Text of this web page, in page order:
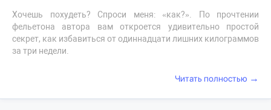
Хочешь похудеть? Спроси меня: «как?». По прочтении
фельетона автора вам откроется удивительно простой
секрет, как избавиться от одиннадцати лишних килограммов
за три недели.
Читать полностью →